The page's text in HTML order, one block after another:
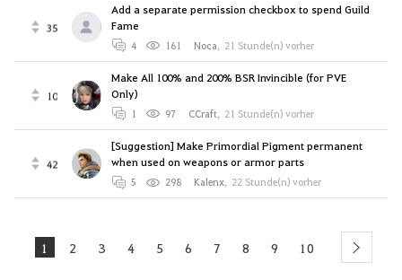
35
Add a separate permission checkbox to spend Guild
Fame
4 161 Noca, 21 Stunde(n) vorher
10
Make All 100% and 200% BSR Invincible (for PVE
Only)
1 97 CCraft, 21 Stunde(n) vorher
42
[Suggestion] Make Primordial Pigment permanent
when used on weapons or armor parts
5 298 Kalenx, 22 Stunde(n) vorher
1 2 3 4 5 6 7 8 9 10 next